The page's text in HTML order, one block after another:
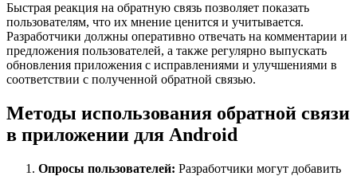
Быстрая реакция на обратную связь позволяет показать
пользователям, что их мнение ценится и учитывается.
Разработчики должны оперативно отвечать на комментарии и
предложения пользователей, а также регулярно выпускать
обновления приложения с исправлениями и улучшениями в
соответствии с полученной обратной связью.
Методы использования обратной связи
в приложении для Android
Опросы пользователей: Разработчики могут добавить